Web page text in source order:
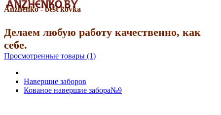
Anzhenko - best kovka
Делаем любую работу качественно, как
себе.
Просмотренные товары (1)
Навершие заборов
Кованое навершие забора№9